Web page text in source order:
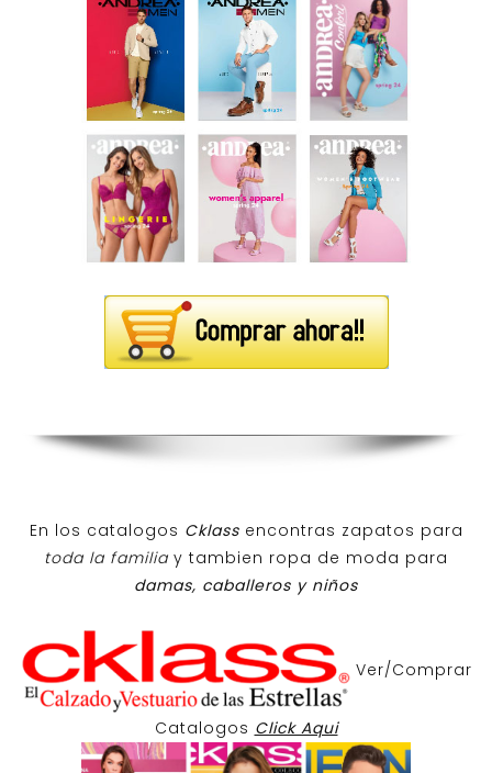
En los catalogos Cklass encontras zapatos para
toda la familiay tambien ropa de moda para
damas, caballeros y niños
Ver/Comprar
Catalogos Click Aqui